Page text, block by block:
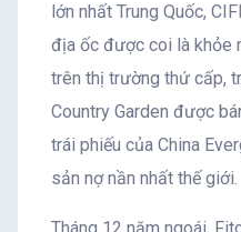
lớn nhất Trung Quốc,
địa ốc được coi là khỏe
trên thị trường thứ cấp,
Country Garden được
trái phiếu của China
sản nợ nần nhất thế giới.